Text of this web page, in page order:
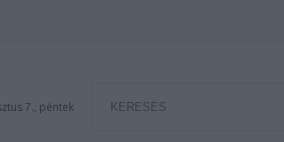
7., péntek